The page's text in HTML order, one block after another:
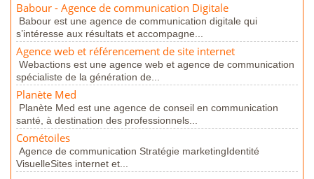
Babour - Agence de communication Digitale
Babour est une agence de communication digitale qui
s’intéresse aux résultats et accompagne...
Agence web et référencement de site internet
Webactions est une agence web et agence de communication
spécialiste de la génération de...
Planète Med
Planète Med est une agence de conseil en communication
santé, à destination des professionnels...
Cométoiles
Agence de communication Stratégie marketingIdentité
VisuelleSites internet et...